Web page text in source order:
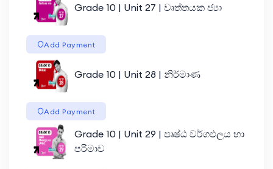
Grade 10 | Unit 27 | වෘත්තයක ජ්‍යා
Add Payment
Grade 10 | Unit 28 | නිර්මාණ
Add Payment
Grade 10 | Unit 29 | පෘෂ්ඨ වර්ගඵලය හා
පරිමාව